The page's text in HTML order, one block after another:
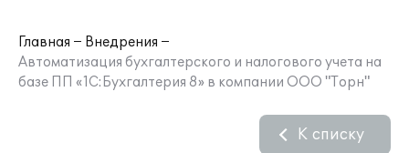
Главная
Внедрения
Автоматизация бухгалтерского и налогового учета на
базе ПП «1С:Бухгалтерия 8» в компании ООО "Торн"
К списку